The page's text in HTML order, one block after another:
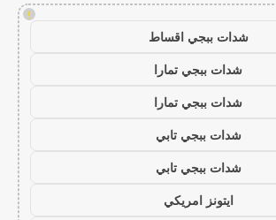
!
شدات ببجي اقساط
شدات ببجي تمارا
شدات ببجي تمارا
شدات ببجي تابي
شدات ببجي تابي
ايتونز امريكي